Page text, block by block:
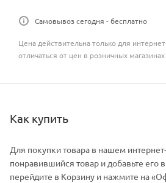
Самовывоз сегодня - бесплатно
Цена действительна только для
отличаться от цен в розничных магазинах
Как купить
Для покупки товара в нашем
понравившийся товар и добавьте его
перейдите в Корзину и нажмите на